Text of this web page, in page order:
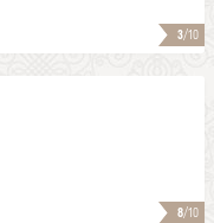
3/10
8/10